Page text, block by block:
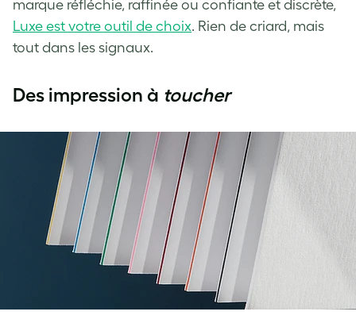
marque réfléchie, raffinée ou confiante et discrète,
Luxe est votre outil de choix. Rien de criard, mais
tout dans les signaux.
Des impression à toucher